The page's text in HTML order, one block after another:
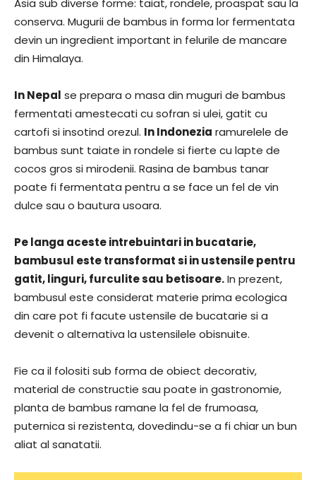
Asia sub diverse forme: taiat, rondele, proaspat sau la
conserva. Mugurii de bambus in forma lor fermentata
devin un ingredient important in felurile de mancare
din Himalaya.
In Nepal se prepara o masa din muguri de bambus
fermentati amestecati cu sofran si ulei, gatit cu
cartofi si insotind orezul. In Indonezia ramurelele de
bambus sunt taiate in rondele si fierte cu lapte de
cocos gros si mirodenii. Rasina de bambus tanar
poate fi fermentata pentru a se face un fel de vin
dulce sau o bautura usoara.
Pe langa aceste intrebuintari in bucatarie,
bambusul este transformat si in ustensile pentru
gatit, linguri, furculite sau betisoare.In prezent,
bambusul este considerat materie prima ecologica
din care pot fi facute ustensile de bucatarie si a
devenit o alternativa la ustensilele obisnuite.
Fie ca il folositi sub forma de obiect decorativ,
material de constructie sau poate in gastronomie,
planta de bambus ramane la fel de frumoasa,
puternica si rezistenta, dovedindu-se a fi chiar un bun
aliat al sanatatii.